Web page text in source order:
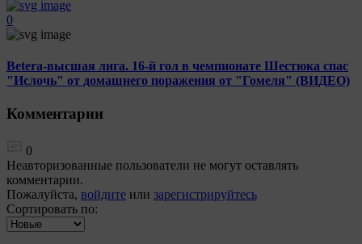
0
Betera-высшая лига. 16-й гол в чемпионате Шестюка спас
"Ислочь" от домашнего поражения от "Гомеля" (ВИДЕО)
Комментарии
0
Неавторизованные пользователи не могут оставлять
комментарии.
Пожалуйста, войдите или зарегистрируйтесь
Сортировать по: